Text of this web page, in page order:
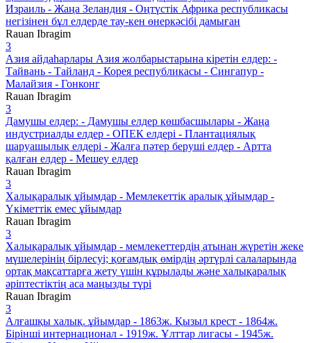
Израиль - Жаңа Зеландия - Оңтүстік Африка республикасы
негізінен бұл елдерде тау-кен өнеркәсібі дамыған
Rauan Ibragim
3
Азия айдаһарлары Азия жолбарыстарына кіретін елдер: -
Тайвань - Тайланд - Корея республикасы - Сингапур -
Малайзия - Гонконг
Rauan Ibragim
3
Дамушы елдер: - Дамушы елдер көшбасшылары - Жаңа
индустриалды елдер - ОПЕК елдері - Плантациялық
шаруашылық елдері - Жалға пәтер беруші елдер - Артта
қалған елдер - Мешеу елдер
Rauan Ibragim
3
Халықаралық ұйымдар - Мемлекеттік аралық ұйымдар -
Үкіметтік емес ұйымдар
Rauan Ibragim
3
Халықаралық ұйымдар - мемлекеттердің атынан жүретін жеке
мүшелерінің бірлесуі; қоғамдық өмірдің әртүрлі салаларында
ортақ мақсаттарға жету үшін құрылады және халықаралық
әріптестіктің аса маңызды түрі
Rauan Ibragim
3
Алғашқы халық. ұйымдар - 1863ж. Қызыл крест - 1864ж.
Бірінші интернационал - 1919ж. Ұлттар лигасы - 1945ж.